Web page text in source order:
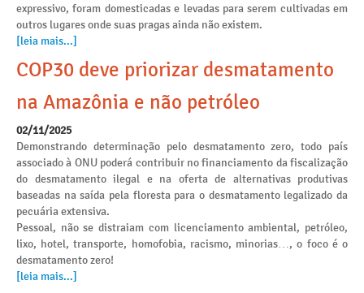
expressivo, foram domesticadas e levadas para serem cultivadas em
outros lugares onde suas pragas ainda não existem.
[leia mais...]
COP30 deve priorizar desmatamento
na Amazônia e não petróleo
02/11/2025
Demonstrando determinação pelo desmatamento zero, todo país
associado à ONU poderá contribuir no financiamento da fiscalização
do desmatamento ilegal e na oferta de alternativas produtivas
baseadas na saída pela floresta para o desmatamento legalizado da
pecuária extensiva.
Pessoal, não se distraiam com licenciamento ambiental, petróleo,
lixo, hotel, transporte, homofobia, racismo, minorias…, o foco é o
desmatamento zero!
[leia mais...]